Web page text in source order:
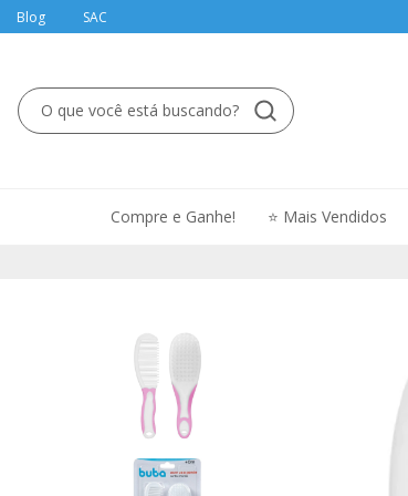
Blog SAC
Compre e Ganhe! ⭐ Mais Vendidos